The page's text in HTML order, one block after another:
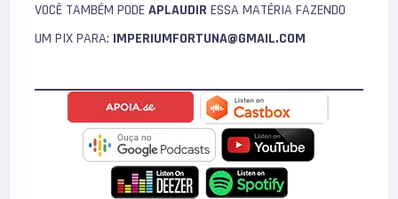
VOCÊ TAMBÉM PODEAPLAUDIRESSA MATÉRIA FAZENDO
UM PIX PARA: IMPERIUMFORTUNA@GMAIL.COM